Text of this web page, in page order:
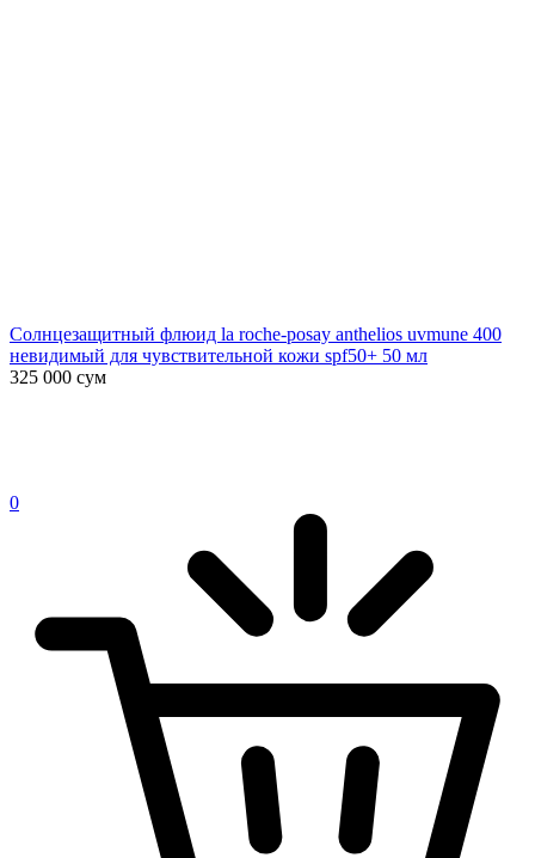
Солнцезащитный флюид la roche-posay anthelios uvmune 400
невидимый для чувствительной кожи spf50+ 50 мл
325 000 сум
0